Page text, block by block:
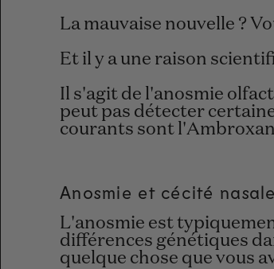
La mauvaise nouvelle ?
Et il y a une raison
Il s'agit de l'anosmie
peut pas détecter
courants sont
Anosmie et cécité nasale
L'anosmie est
différences génétiques
quelque chose que vous